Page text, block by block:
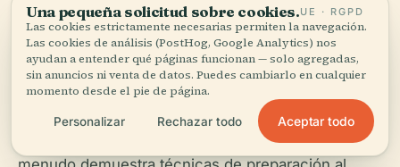
La Casa de Té Tianma se especializa en oolongs
de alta montaña (Jin Xuan, Tieguanyin) servidos al
estilo gongfu. El menú incluye platos infusionados
con té y especialidades taiwanesas, con sets de té
de NT$300-NT$600 y platos principales de
The Smart Local). El personal a
Una pequeña solicitud sobre cookies.UE · RGPD
Las cookies estrictamente necesarias permiten la navegación.
Las cookies de análisis (PostHog, Google Analytics) nos
ayudan a entender qué páginas funcionan — solo agregadas,
sin anuncios ni venta de datos. Puedes cambiarlo en cualquier
momento desde el pie de página.
Personalizar Rechazar todo Aceptar todo